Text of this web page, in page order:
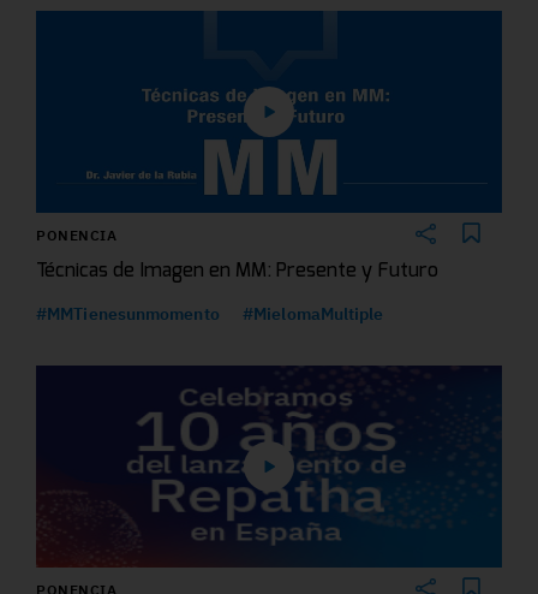
PONENCIA
Técnicas de Imagen en MM: Presente y Futuro
#MMTienesunmomento #MielomaMultiple
PONENCIA